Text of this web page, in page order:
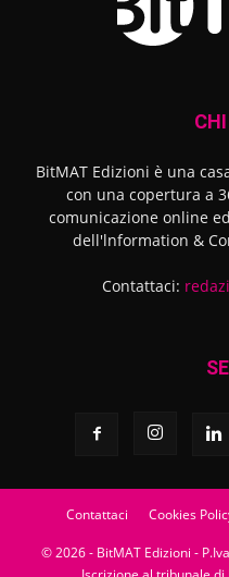
BitMAT Edizioni è una
con una copertura a
comunicazione online
dell'lnformation &
Contattaci:
Contattaci Cookies
© 2026 - BitMAT Edizioni -